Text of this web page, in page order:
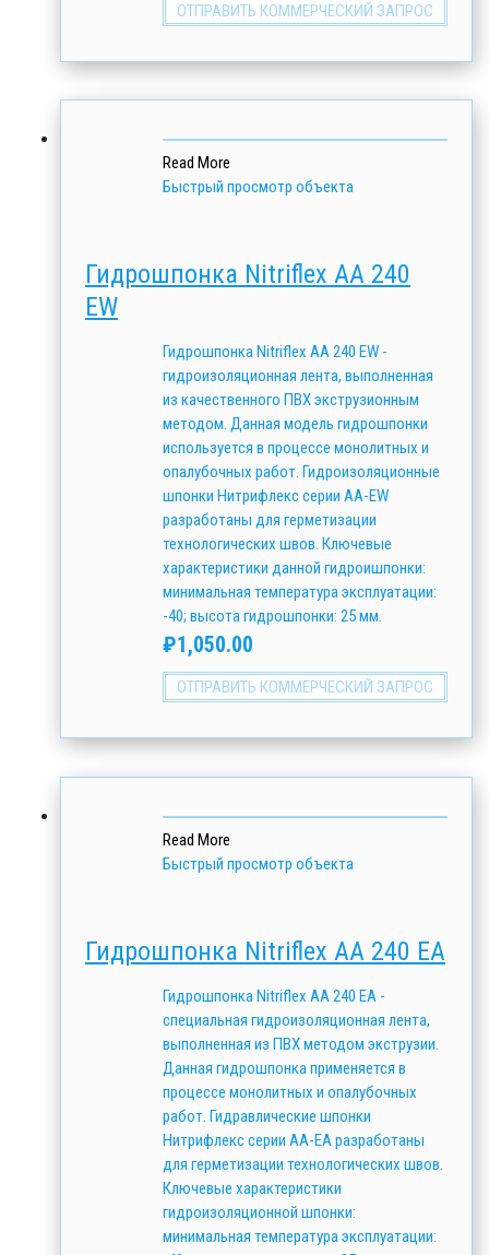
ОТПРАВИТЬ КОММЕРЧЕСКИЙ ЗАПРОС
Read More
Быстрый просмотр объекта
Гидрошпонка Nitriflex АА 240
EW
Гидрошпонка Nitriflex АА 240 EW -
гидроизоляционная лента, выполненная
из качественного ПВХ экструзионным
методом. Данная модель гидрошпонки
используется в процессе монолитных и
опалубочных работ. Гидроизоляционные
шпонки Нитрифлекс серии АА-EW
разработаны для герметизации
технологических швов. Ключевые
характеристики данной гидроишпонки:
минимальная температура эксплуатации:
-40; высота гидрошпонки: 25 мм.
₽1,050.00
ОТПРАВИТЬ КОММЕРЧЕСКИЙ ЗАПРОС
Read More
Быстрый просмотр объекта
Гидрошпонка Nitriflex АА 240 ЕА
Гидрошпонка Nitriflex АА 240 ЕА -
специальная гидроизоляционная лента,
выполненная из ПВХ методом экструзии.
Данная гидрошпонка применяется в
процессе монолитных и опалубочных
работ. Гидравлические шпонки
Нитрифлекс серии АА-ЕА разработаны
для герметизации технологических швов.
Ключевые характеристики
гидроизоляционной шпонки:
минимальная температура эксплуатации: